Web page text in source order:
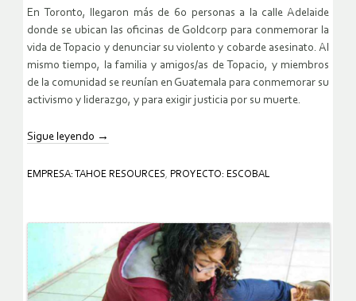
En Toronto, llegaron más de 60 personas a la calle Adelaide
donde se ubican las oficinas de Goldcorp para conmemorar la
vida de Topacio y denunciar su violento y cobarde asesinato. Al
mismo tiempo, la familia y amigos/as de Topacio, y miembros
de la comunidad se reunían en Guatemala para conmemorar su
activismo y liderazgo, y para exigir justicia por su muerte.
Sigue leyendo →
EMPRESA: TAHOE RESOURCES, PROYECTO: ESCOBAL